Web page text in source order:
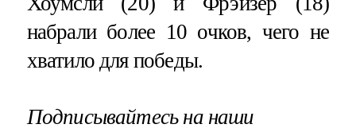
набрали более 10 очков, чего не
хватило для победы.
Подписывайтесь на наши